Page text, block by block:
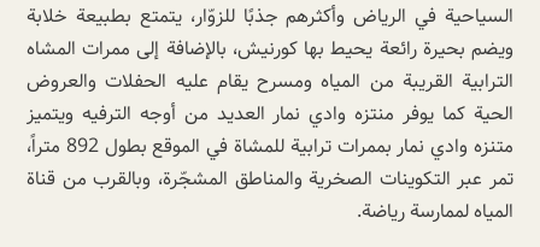
السياحية في الرياض وأكثرهم جذبًا للزوّار، يتمتع بطبيعة خلابة
ويضم بحيرة رائعة يحيط بها كورنيش، بالإضافة إلى ممرات المشاه
الترابية القريبة من المياه ومسرح يقام عليه الحفلات والعروض
الحية كما يوفر منتزه وادي نمار العديد من أوجه الترفيه ويتميز
متنزه وادي نمار بممرات ترابية للمشاة في الموقع بطول 892 متراً،
تمر عبر التكوينات الصخرية والمناطق المشجّرة، وبالقرب من قناة
المياه لممارسة رياضة.